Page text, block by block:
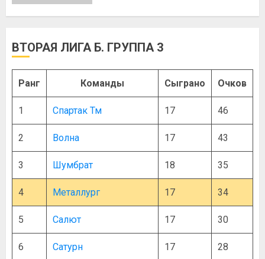
ВТОРАЯ ЛИГА Б. ГРУППА 3
Ранг Команды Сыграно Очков
1 Спартак Тм 17 46
2 Волна 17 43
3 Шумбрат 18 35
4 Металлург 17 34
5 Салют 17 30
6 Сатурн 17 28